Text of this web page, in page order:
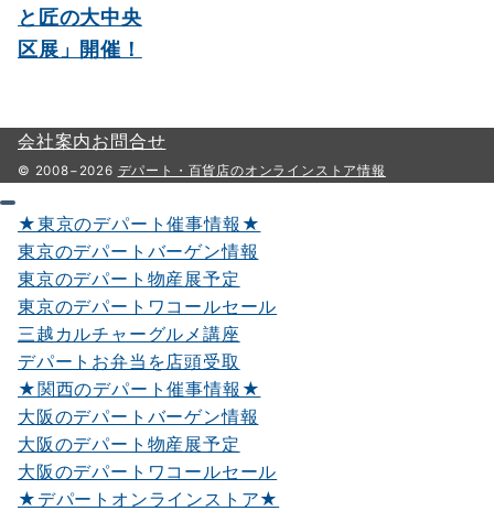
と匠の大中央
区展」開催！
会社案内お問合せ
© 2008−2026 デパート・百貨店のオンラインストア情報
★東京のデパート催事情報★
東京のデパートバーゲン情報
東京のデパート物産展予定
東京のデパートワコールセール
三越カルチャーグルメ講座
デパートお弁当を店頭受取
★関西のデパート催事情報★
大阪のデパートバーゲン情報
大阪のデパート物産展予定
大阪のデパートワコールセール
★デパートオンラインストア★